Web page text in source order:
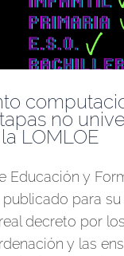
no
LOMLOE
Educación y
publicado para
decreto por
y las